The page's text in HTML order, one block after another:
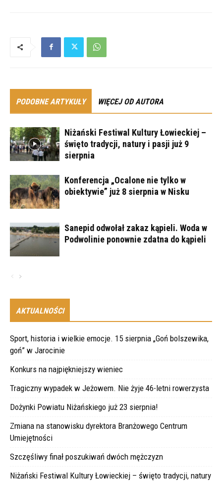
PODOBNE ARTYKUŁY WIĘCEJ OD AUTORA
Niżański Festiwal Kultury Łowieckiej –
święto tradycji, natury i pasji już 9
sierpnia
Konferencja „Ocalone nie tylko w
obiektywie” już 8 sierpnia w Nisku
Sanepid odwołał zakaz kąpieli. Woda w
Podwolinie ponownie zdatna do kąpieli
AKTUALNOŚCI
Sport, historia i wielkie emocje. 15 sierpnia „Goń bolszewika,
goń” w Jarocinie
Konkurs na najpiękniejszy wieniec
Tragiczny wypadek w Jeżowem. Nie żyje 46-letni rowerzysta
Dożynki Powiatu Niżańskiego już 23 sierpnia!
Zmiana na stanowisku dyrektora Branżowego Centrum
Umiejętności
Szczęśliwy finał poszukiwań dwóch mężczyzn
Niżański Festiwal Kultury Łowieckiej – święto tradycji, natury